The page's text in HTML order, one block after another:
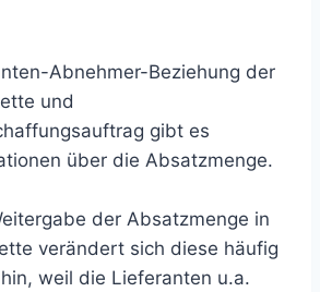
Abnehmer-Beziehung der
und
gibt es
über die Absatzmenge.
der Absatzmenge in
verändert sich diese häufig
weil die Lieferanten u.a.